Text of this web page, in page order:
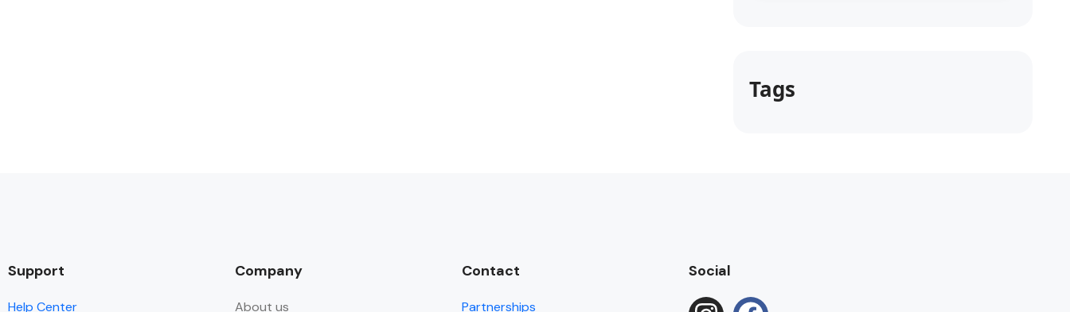
Tags
Support
Help Center
Company
About us
Contact
Partnerships
Social